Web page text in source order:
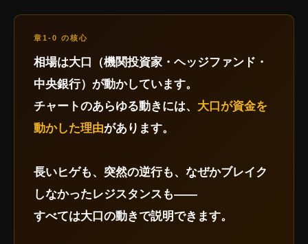
章1-0 の核心
相場は大口（機関投資家・ヘッジファンド・
中央銀行）が動かしています。
チャートのあらゆる動きには、 大口が資金を
動かした理由があります。
長いヒゲも、突然の逆行も、なぜかブレイク
しなかったレジスタンスも——
すべては大口の動きで説明できます。